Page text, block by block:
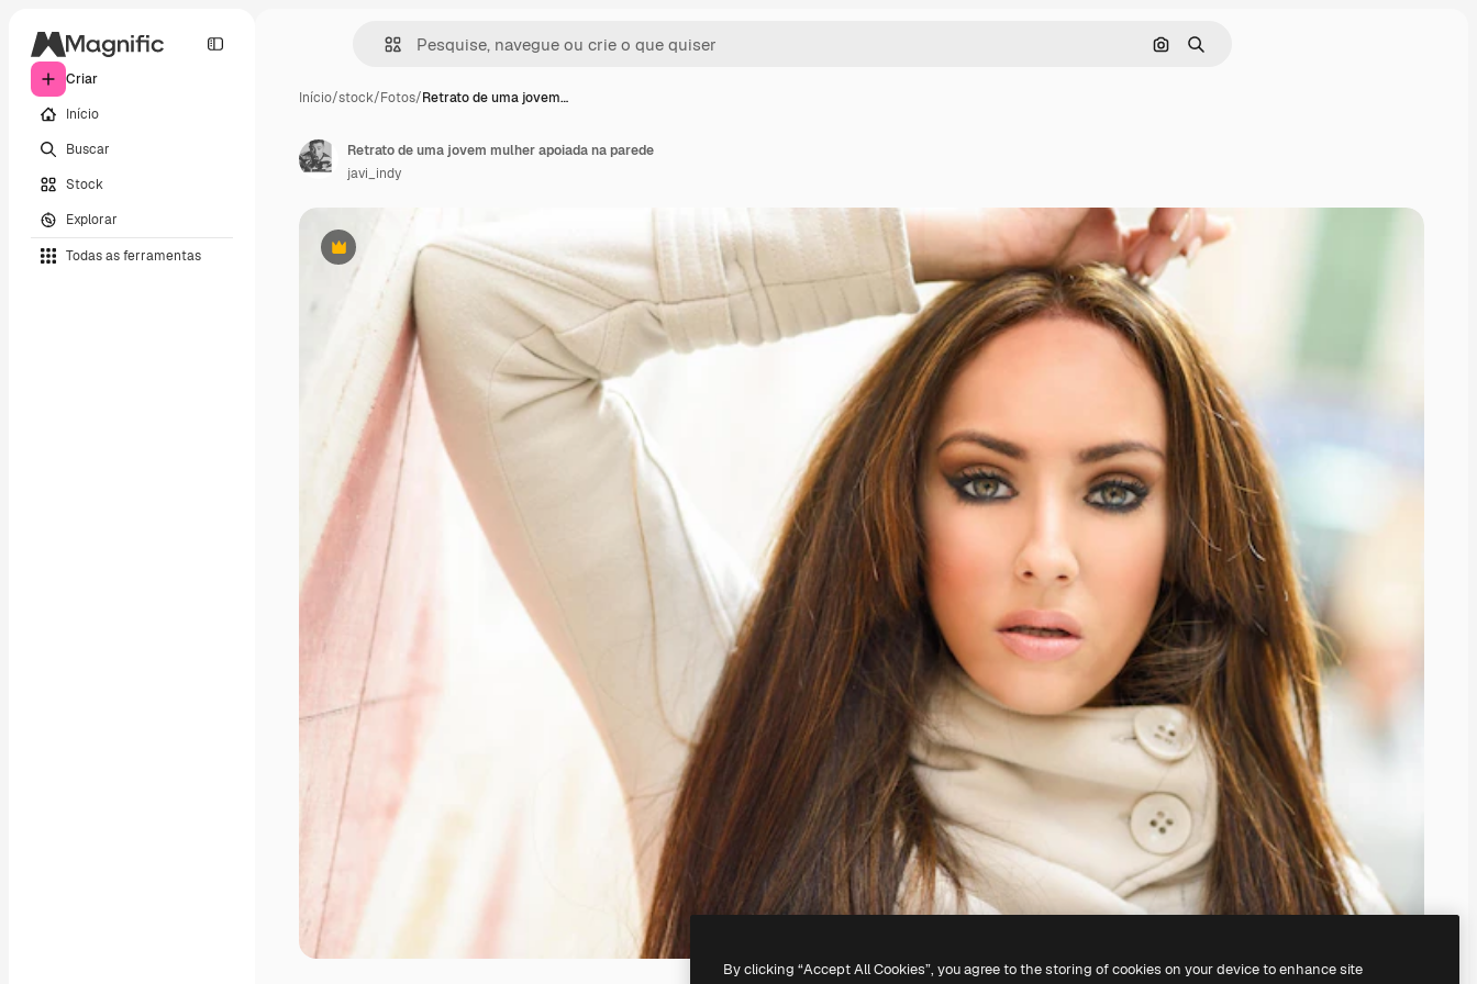
Criar
Início
Buscar
Stock
Explorar
Todas as ferramentas
Pesquisar por imagem
Buscar
Início/stock/Fotos/Retrato de uma jovem…
Premium
Retrato de uma jovem mulher apoiada na parede
javi_indy
By clicking “Accept All Cookies”, you agree to the storing of cookies on your device to enhance site